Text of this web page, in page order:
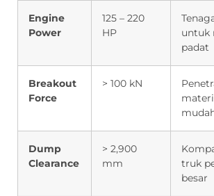
Engine
Power
125 – 220
HP
untuk
padat
Breakout
Force
> 100 kN
Dump
Clearance
> 2,900
mm
truk
besar